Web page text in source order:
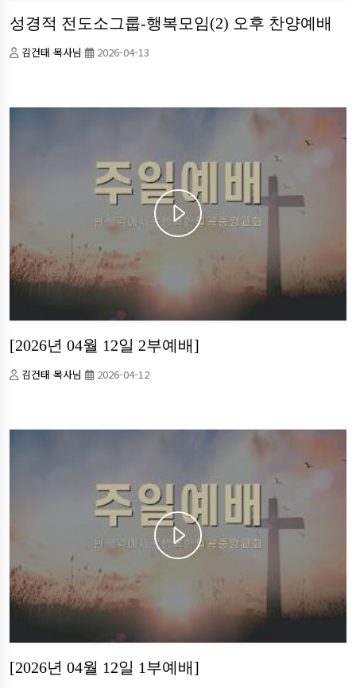
성경적 전도소그룹-행복모임(2) 오후 찬양예배
김건태 목사님 2026-04-13
[2026년 04월 12일 2부예배]
김건태 목사님 2026-04-12
[2026년 04월 12일 1부예배]